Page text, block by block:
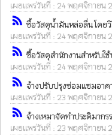
เผยแพร่วันที่ : 24 พฤศจิกายน
rss_feed ซื้อวัสดุน้ำมันหล่อลื่น โดยวิ
เผยแพร่วันที่ : 24 พฤศจิกายน
rss_feed ซื้อวัสดุสำนักงานสำหรับใช้
เผยแพร่วันที่ : 24 พฤศจิกายน
rss_feed จ้างปรับปรุงซ่อมแซมอาค
เผยแพร่วันที่ : 23 พฤศจิกายน
rss_feed จ้างเหมาจัดทำประติมากร
เผยแพร่วันที่ : 23 พฤศจิกายน